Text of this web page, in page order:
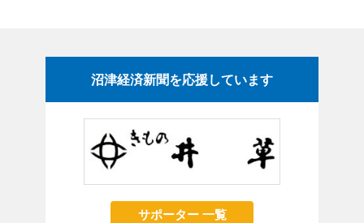
沼津経済新聞を応援しています
サポーター 一覧